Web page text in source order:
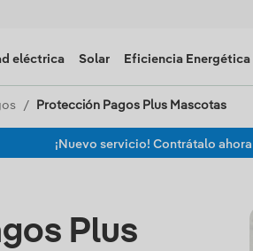
eléctrica Solar Eficiencia Energética
Protección Pagos Plus Mascotas
¡Nuevo servicio! Contrátalo
Plus